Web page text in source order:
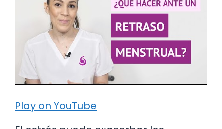
Play on YouTube